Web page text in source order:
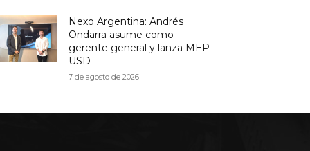
Nexo Argentina: Andrés
Ondarra asume como
gerente general y lanza MEP
USD
7 de agosto de 2026